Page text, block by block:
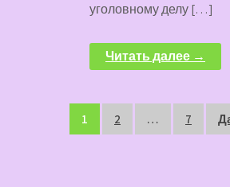
уголовному делу […]
Читать далее →
Пагинация
1 2 … 7